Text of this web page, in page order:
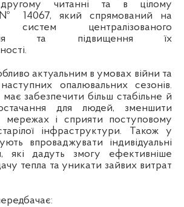
читанні та в цілому
№ 14067, який спрямований на
систем централізованого
та підвищення їх
актуальним в умовах війни та
опалювальних сезонів.
має забезпечити більш стабільне й
для людей, зменшити
мережах і сприяти поступовому
інфраструктури. Також у
впроваджувати індивідуальні
які дадуть змогу ефективніше
тепла та уникати зайвих витрат